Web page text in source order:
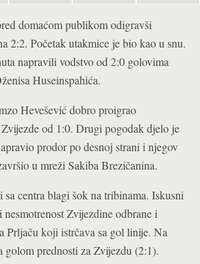
domaćom publikom odigravši
2:2. Početak utakmice je bio kao u snu.
napravili vodstvo od 2:0 golovima
Huseinspahića.
Hevešević dobro proigrao
od 1:0. Drugi pogodak djelo je
prodor po desnoj strani i njegov
u mreži Sakiba Brezičanina.
centra blagi šok na tribinama. Iskusni
Zvijezdine odbrane i
Prljaču koji istrčava sa gol linije. Na
golom prednosti za Zvijezdu (2:1).